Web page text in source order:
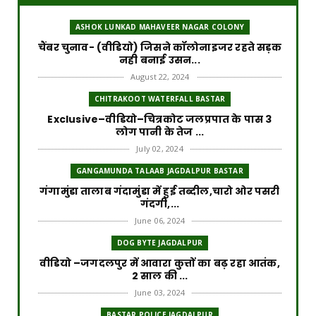
ASHOK LUNKAD MAHAVEER NAGAR COLONY
चैंबर चुनाव- (वीडियो) जिसने कॉलोनाइजर रहते सड़क
नही बनाई उसन...
August 22, 2024
CHITRAKOOT WATERFALL BASTAR
Exclusive–वीडियो–चित्रकोट जलप्रपात के पास 3
लोग पानी के तेज ...
July 02, 2024
GANGAMUNDA TALAAB JAGDALPUR BASTAR
गंगामुंडा तालाब गंदामुंडा में हुई तब्दील,चारो ओर पसरी
गंदगी,...
June 06, 2024
DOG BYTE JAGDALPUR
वीडियो –जगदलपुर में आवारा कुत्तों का बढ़ रहा आतंक,
2 साल की ...
June 03, 2024